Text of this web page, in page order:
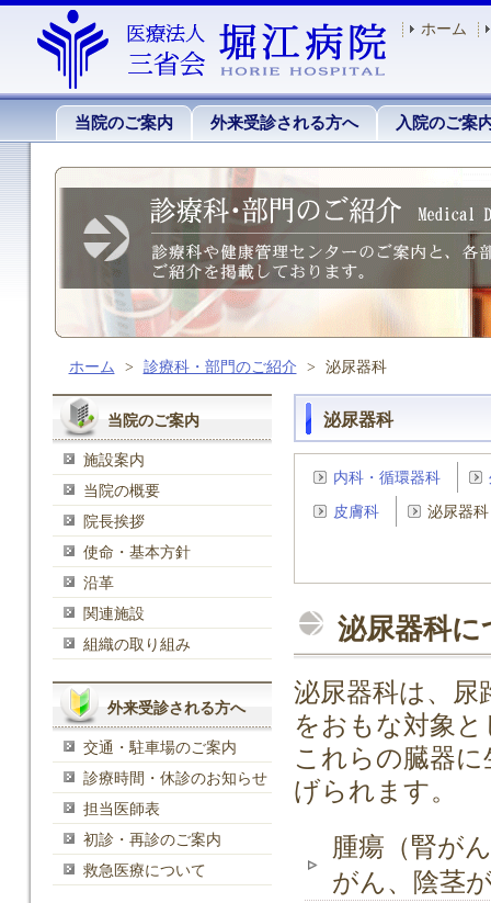
ホーム
当院のご案内 外来受診される方へ 入院のご案
ホーム > 診療科・部門のご紹介 > 泌尿器科
泌尿器科
内科・循環器科
皮膚科
泌尿器科
泌尿器科に
泌尿器科は、尿
をおもな対象
これらの臓器
げられます。
腫瘍（腎が
がん、陰茎
当院のご案内
施設案内
当院の概要
院長挨拶
使命・基本方針
沿革
関連施設
組織の取り組み
外来受診される方へ
交通・駐車場のご案内
診療時間・休診のお知らせ
担当医師表
初診・再診のご案内
救急医療について